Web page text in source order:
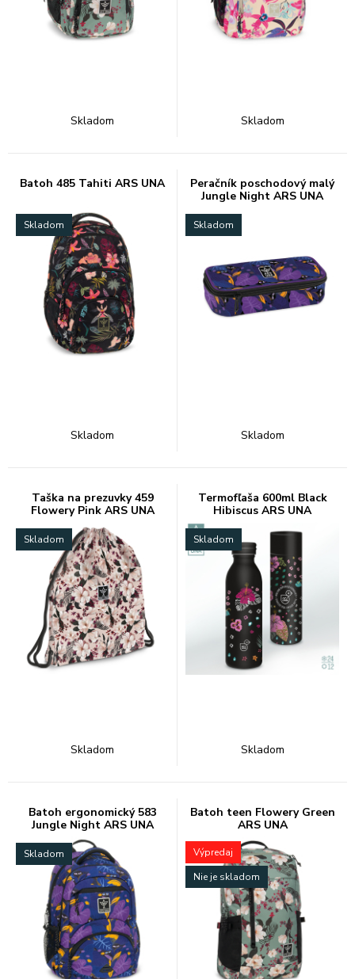
Skladom Skladom
Batoh 485 Tahiti ARS UNA
Skladom
Skladom
Peračník poschodový malý
Jungle Night ARS UNA
Skladom
Skladom
Taška na prezuvky 459
Flowery Pink ARS UNA
Skladom
Skladom
Termofľaša 600ml Black
Hibiscus ARS UNA
Skladom
Skladom
Batoh ergonomický 583
Jungle Night ARS UNA
Skladom
Batoh teen Flowery Green
ARS UNA
Výpredaj
Nie je skladom